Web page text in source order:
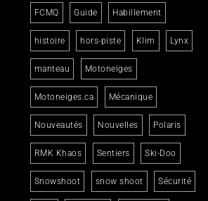
FCMQ Guide Habillement
histoire hors-piste Klim Lynx
manteau Motoneiges
Motoneiges.ca Mécanique
Nouveautés Nouvelles Polaris
RMK Khaos Sentiers Ski-Doo
Snowshoot snow shoot Sécurité